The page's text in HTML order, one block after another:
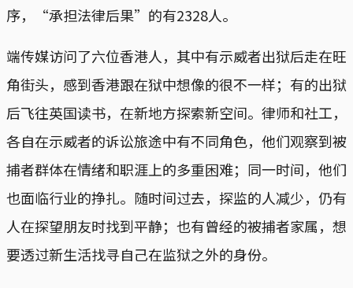
序，“承担法律后果”的有2328人。
端传媒访问了六位香港人，其中有示威者出狱后走在旺
角街头，感到香港跟在狱中想像的很不一样；有的出狱
后飞往英国读书，在新地方探索新空间。律师和社工，
各自在示威者的诉讼旅途中有不同角色，他们观察到被
捕者群体在情绪和职涯上的多重困难；同一时间，他们
也面临行业的挣扎。随时间过去，探监的人减少，仍有
人在探望朋友时找到平静；也有曾经的被捕者家属，想
要透过新生活找寻自己在监狱之外的身份。